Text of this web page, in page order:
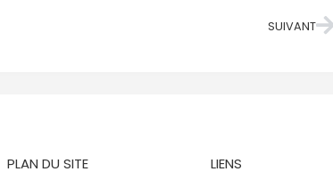
SUIVANT
PLAN DU SITE LIENS